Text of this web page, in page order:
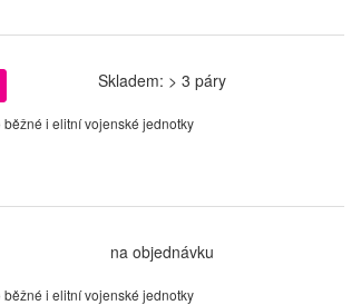
Skladem: > 3 páry
i elitní vojenské jednotky
na objednávku
i elitní vojenské jednotky